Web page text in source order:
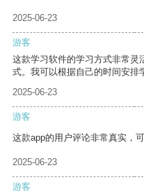
2025-06-23
游客
这款学习软件的学习方式非常灵
式。我可以根据自己的时间安排
2025-06-23
游客
这款app的用户评论非常真实，
2025-06-23
游客